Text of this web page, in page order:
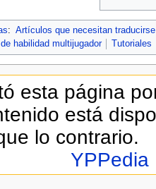
: Artículos que necesitan traducirse
habilidad multijugador
Tutoriales
esta página
está
lo contrario.
YPPedia